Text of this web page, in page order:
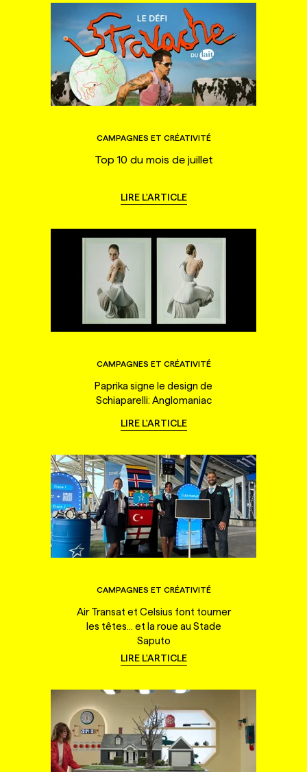
CAMPAGNES ET CRÉATIVITÉ
Top 10 du mois de juillet
LIRE L'ARTICLE
CAMPAGNES ET CRÉATIVITÉ
Paprika signe le design de
Schiaparelli: Anglomaniac
LIRE L'ARTICLE
CAMPAGNES ET CRÉATIVITÉ
Air Transat et Celsius font tourner
les têtes... et la roue au Stade
Saputo
LIRE L'ARTICLE